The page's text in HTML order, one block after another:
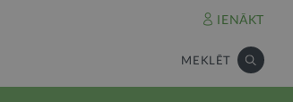
IENĀKT
MEKLĒT